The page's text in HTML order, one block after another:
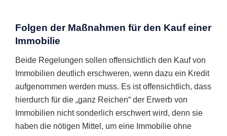
Folgen der Maßnahmen für den Kauf einer
Immobilie
Beide Regelungen sollen offensichtlich den Kauf von
Immobilien deutlich erschweren, wenn dazu ein Kredit
aufgenommen werden muss. Es ist offensichtlich, dass
hierdurch für die „ganz Reichen“ der Erwerb von
Immobilien nicht sonderlich erschwert wird, denn sie
haben die nötigen Mittel, um eine Immobilie ohne